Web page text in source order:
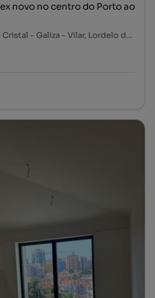
novo no centro do Porto ao
Rua Boa Hora, Palácio de Cristal - Galiza - Vilar, Lordelo do Ouro e Massarelos, Porto, Porto